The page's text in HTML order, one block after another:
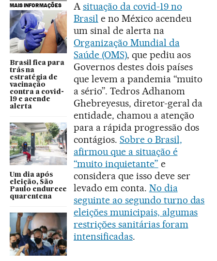
MAIS INFORMAÇÕES
Brasil fica para
trás na
estratégia de
vacinação
contra a covid-
19 e acende
alerta
Um dia após
eleição, São
Paulo endurece
quarentena
Asituação da covid-19 no
Brasil e no México acendeu
um sinal de alerta na
Organização Mundial da
Saúde (OMS), que pediu aos
Governos destes dois países
que levem a pandemia “muito
a sério”. Tedros Adhanom
Ghebreyesus, diretor-geral da
entidade, chamou a atenção
para a rápida progressão dos
contágios. Sobre o Brasil,
afirmou que a situação é
“muito inquietante” e
considera que isso deve ser
levado em conta. No dia
seguinte ao segundo turno das
eleições municipais, algumas
restrições sanitárias foram
intensificadas.